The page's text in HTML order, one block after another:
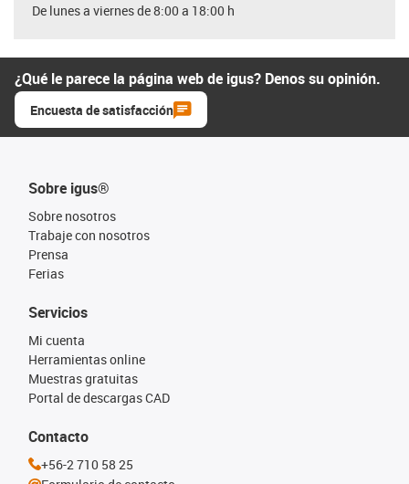
De lunes a viernes de 8:00 a 18:00 h
¿Qué le parece la página web de igus? Denos su opinión.
Encuesta de satisfacción
Sobre igus®
Sobre nosotros
Trabaje con nosotros
Prensa
Ferias
Servicios
Mi cuenta
Herramientas online
Muestras gratuitas
Portal de descargas CAD
Contacto
+56-2 710 58 25